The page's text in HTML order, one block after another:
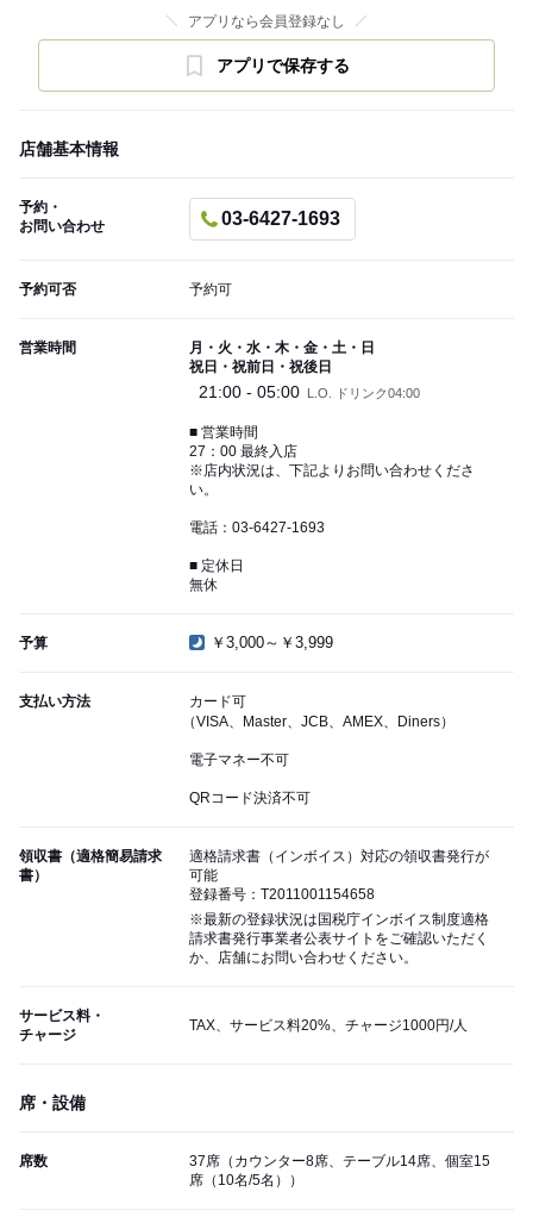
アプリなら会員登録なし
アプリで保存する
店舗基本情報
予約・
お問い合わせ
03-6427-1693
予約可否 予約可
営業時間
月・火・水・木・金・土・日
祝日・祝前日・祝後日
21:00 - 05:00 L.O. ドリンク04:00
■ 営業時間
27：00 最終入店
※店内状況は、下記よりお問い合わせくださ
い。
電話：03‐6427‐1693
■ 定休日
無休
予算 ￥3,000～￥3,999
支払い方法
カード可
（VISA、Master、JCB、AMEX、Diners）
電子マネー不可
QRコード決済不可
領収書（適格簡易請求
書）
適格請求書（インボイス）対応の領収書発行が
可能
登録番号：T2011001154658
※最新の登録状況は国税庁インボイス制度適格
請求書発行事業者公表サイトをご確認いただく
か、店舗にお問い合わせください。
サービス料・
チャージ
TAX、サービス料20%、チャージ1000円/人
席・設備
席数
37席（カウンター8席、テーブル14席、個室15
席（10名/5名））